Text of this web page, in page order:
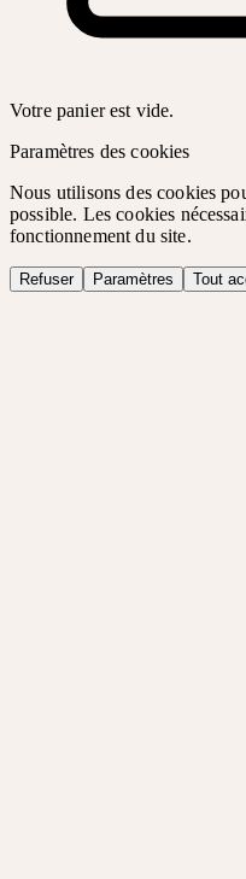
Votre panier est vide.
Paramètres des cookies
Nous utilisons des cookies
possible. Les cookies
fonctionnement du site.
Refuser Paramètres Tout